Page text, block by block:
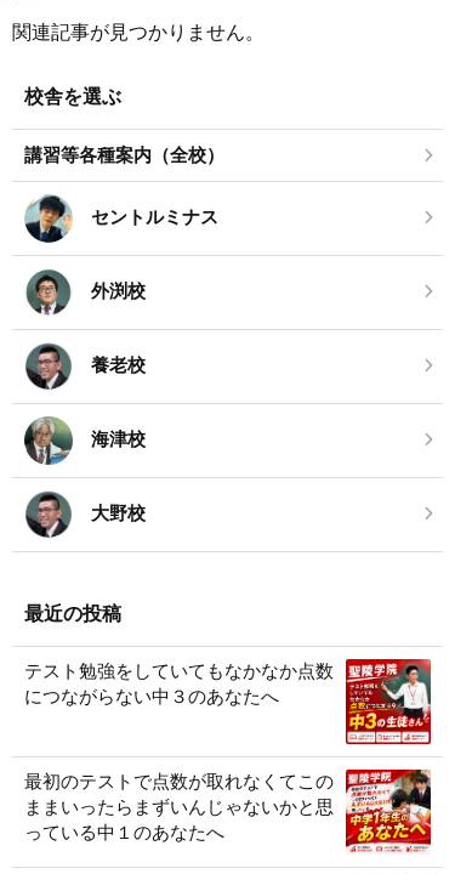
関連記事が見つかりません。
校舎を選ぶ
講習等各種案内（全校）
セントルミナス
外渕校
養老校
海津校
大野校
最近の投稿
テスト勉強をしていてもなかなか点数
につながらない中３のあなたへ
最初のテストで点数が取れなくてこの
ままいったらまずいんじゃないかと思
っている中１のあなたへ